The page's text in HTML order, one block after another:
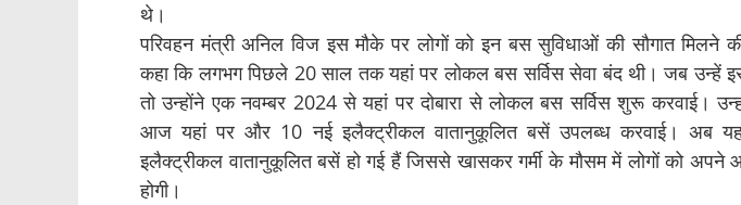
थे।
परिवहन मंत्री अनिल विज इस मौके पर लोगों को इन बस सुविधाओं की सौगात मिलने
कहा कि लगभग पिछले 20 साल तक यहां पर लोकल बस सर्विस सेवा बंद थी। जब उन्हें इस
तो उन्होंने एक नवम्बर 2024 से यहां पर दोबारा से लोकल बस सर्विस शुरू करवाई।
आज यहां पर और 10 नई इलैक्ट्रीकल वातानुकूलित बसें उपलब्ध करवाई। अब
इलैक्ट्रीकल वातानुकूलित बसें हो गई हैं जिससे खासकर गर्मी के मौसम में लोगों को अपने
होगी।